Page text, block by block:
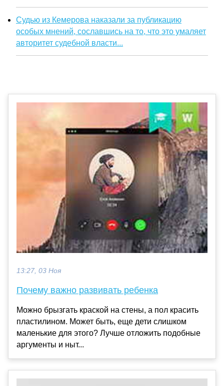
Судью из Кемерова наказали за публикацию
особых мнений, сославшись на то, что это умаляет
авторитет судебной власти...
13:27, 03 Ноя
Почему важно развивать ребенка
Можно брызгать краской на стены, а пол красить
пластилином. Может быть, еще дети слишком
маленькие для этого? Лучше отложить подобные
аргументы и ныт...